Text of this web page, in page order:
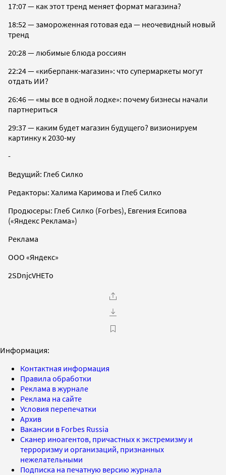
17:07 — как этот тренд меняет формат магазина?
18:52 — замороженная готовая еда — неочевидный новый
тренд
20:28 — любимые блюда россиян
22:24 — «киберпанк-магазин»: что супермаркеты могут
отдать ИИ?
26:46 — «мы все в одной лодке»: почему бизнесы начали
партнериться
29:37 — каким будет магазин будущего? визионируем
картинку к 2030-му
-
Ведущий: Глеб Силко
Редакторы: Халима Каримова и Глеб Силко
Продюсеры: Глеб Силко (Forbes), Евгения Есипова
(«Яндекс Реклама»)
Реклама
ООО «Яндекс»
2SDnjcVHETo
Информация:
Контактная информация
Правила обработки
Реклама в журнале
Реклама на сайте
Условия перепечатки
Архив
Вакансии в Forbes Russia
Сканер иноагентов, причастных к экстремизму и
терроризму и организаций, признанных
нежелательными
Подписка на печатную версию журнала